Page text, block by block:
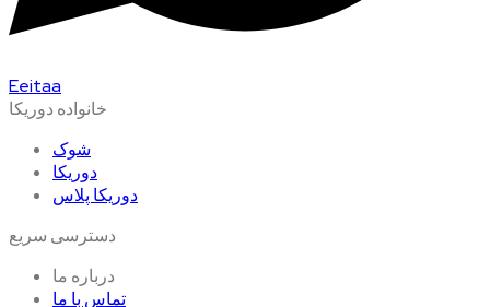
Eeitaa
خانواده دوریکا
شوک
دوریکا
دوریکا پلاس
دسترسی سریع
درباره ما
تماس با ما